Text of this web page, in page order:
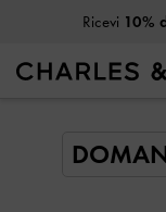
Ricevi 10%
Domande